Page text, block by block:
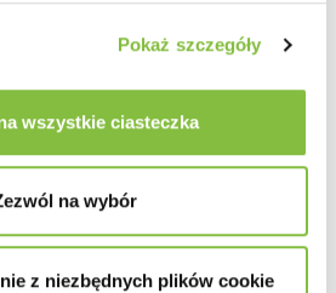
Pokaż szczegóły
wszystkie ciasteczka
na wybór
z niezbędnych plików cookie